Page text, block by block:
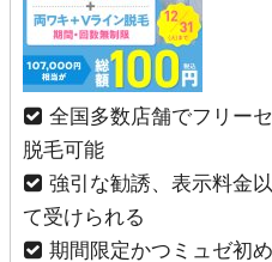
全国多数店舗でフリー
脱毛可能
強引な勧誘、表示料金
て受けられる
期間限定かつミュゼ初